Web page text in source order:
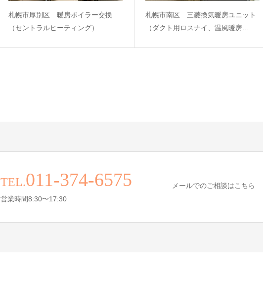
札幌市厚別区 暖房ボイラー交換
（セントラルヒーティング）
札幌市南区 三菱換気暖房ユニット
（ダクト用ロスナイ、温風暖房…
TEL.011-374-6575
営業時間8:30〜17:30
メールでのご相談はこちら